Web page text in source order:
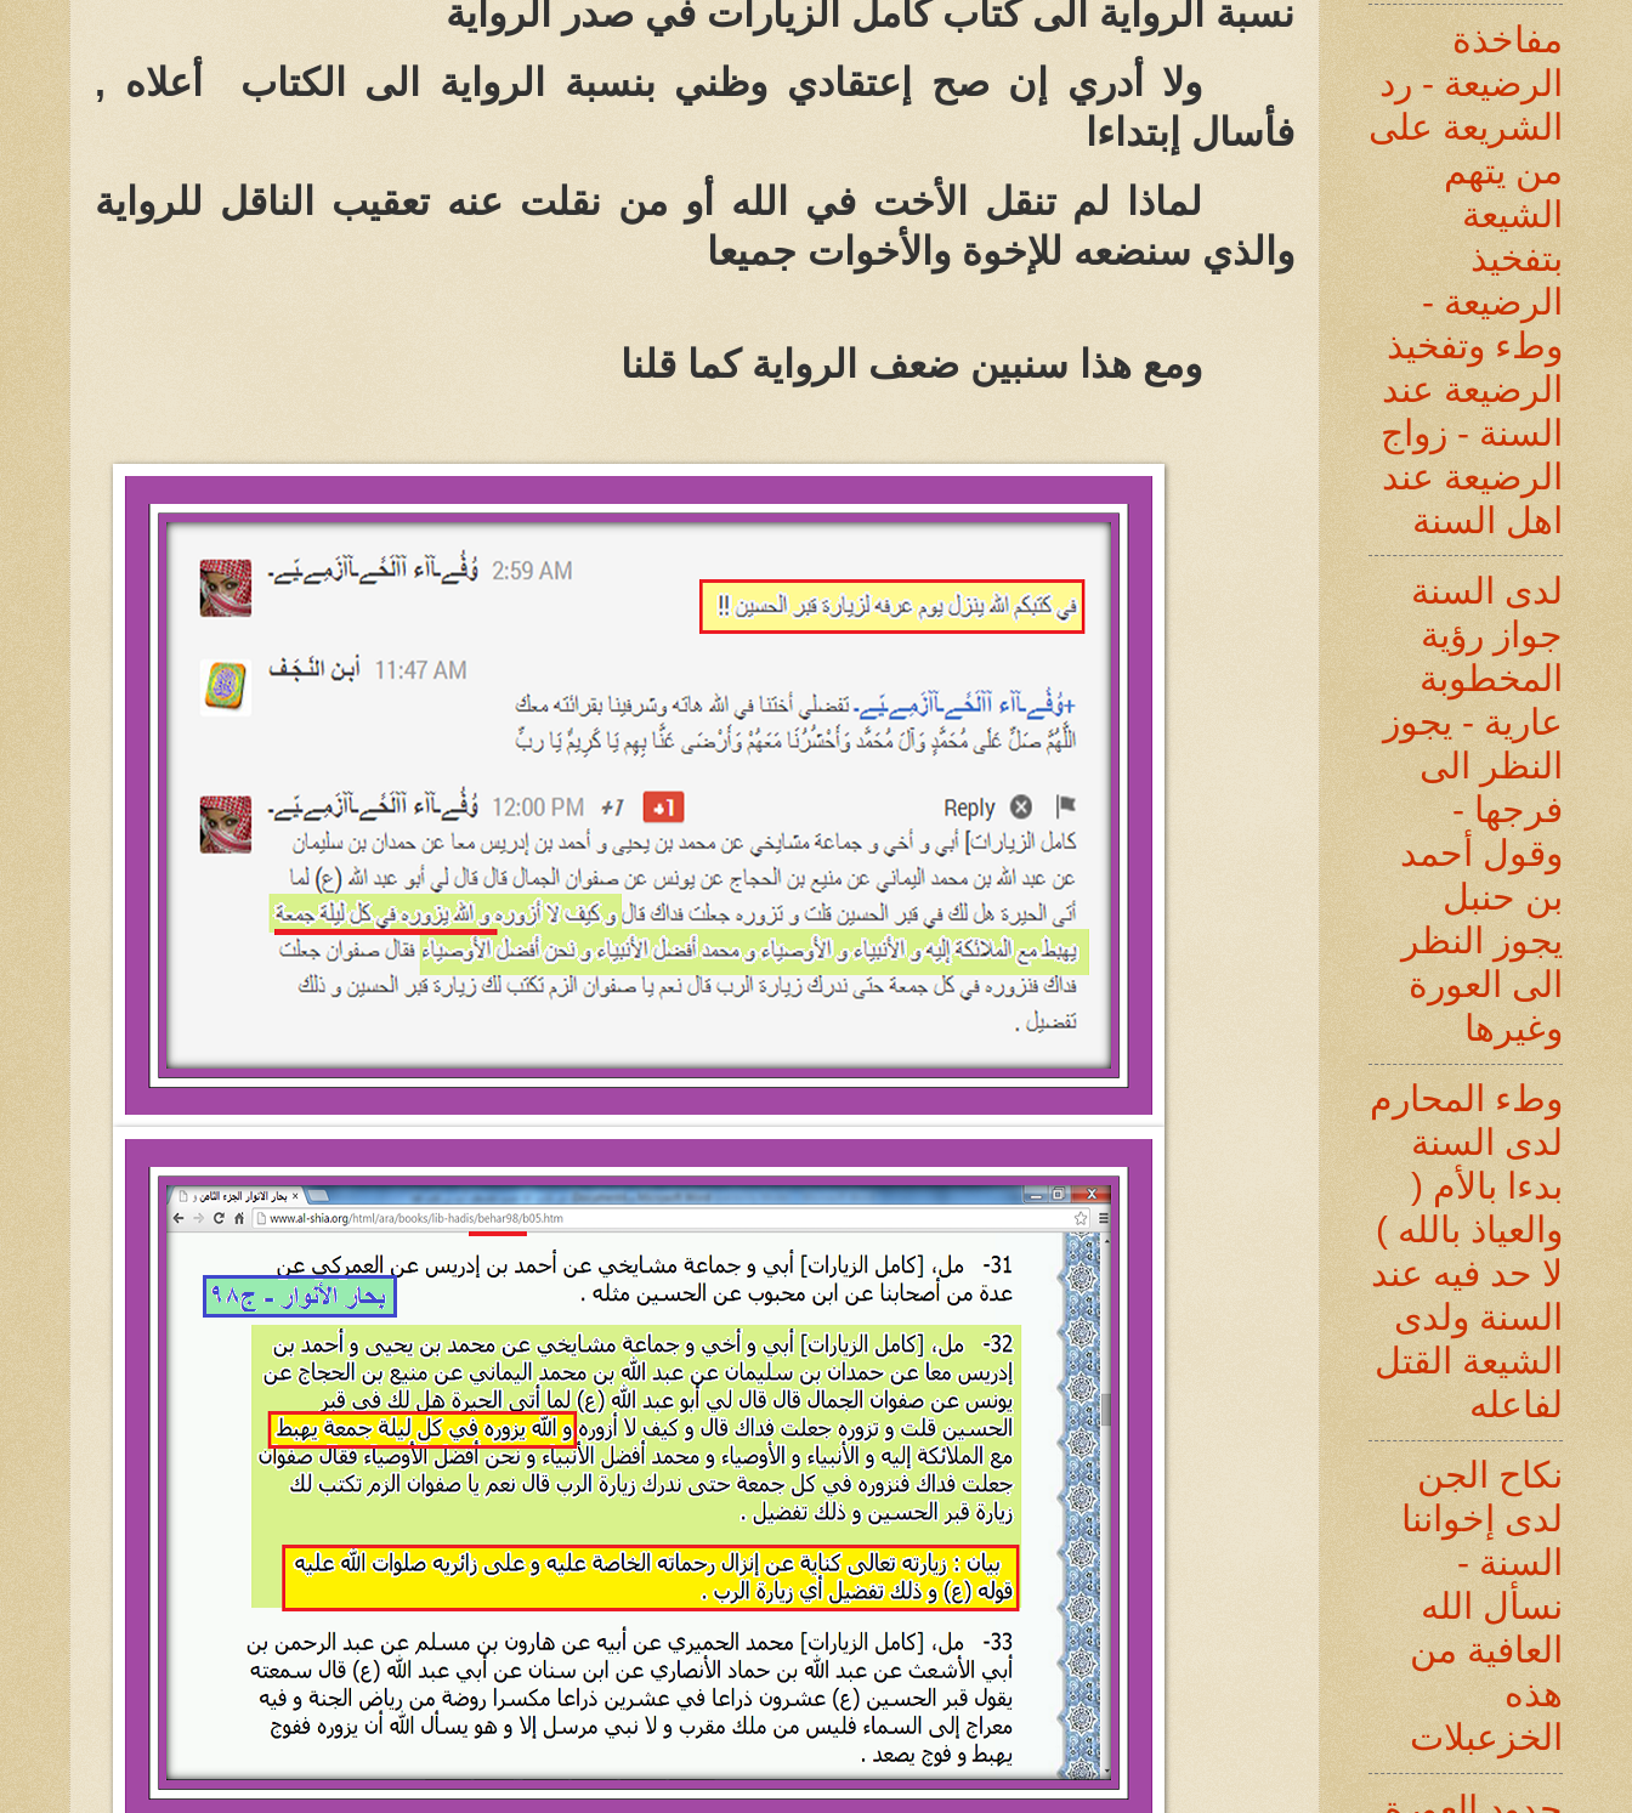
نسبة الرواية الى كتاب كامل الزيارات في صدر الرواية
ولا أدري إن صح إعتقادي وظني بنسبة الرواية الى الكتاب أعلاه ,
فأسال إبتداءا
لماذا لم تنقل الأخت في الله أو من نقلت عنه تعقيب الناقل للرواية
والذي سنضعه للإخوة والأخوات جميعا
ومع هذا سنبين ضعف الرواية كما قلنا
مفاخذة
الرضيعة - رد
الشريعة على
من يتهم
الشيعة
بتفخيذ
الرضيعة -
وطء وتفخيذ
الرضيعة عند
السنة - زواج
الرضيعة عند
اهل السنة
لدى السنة
جواز رؤية
المخطوبة
عارية - يجوز
النظر الى
فرجها -
وقول أحمد
بن حنبل
يجوز النظر
الى العورة
وغيرها
وطء المحارم
لدى السنة
بدءا بالأم (
والعياذ بالله )
لا حد فيه عند
السنة ولدى
الشيعة القتل
لفاعله
نكاح الجن
لدى إخواننا
السنة -
نسأل الله
العافية من
هذه
الخزعبلات